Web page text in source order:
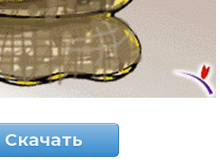
Скачать